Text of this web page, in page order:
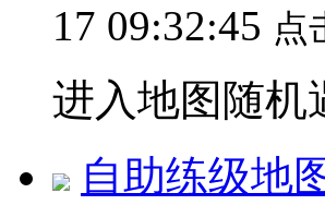
17 09:32:45 点
进入地图随机
自助练级地